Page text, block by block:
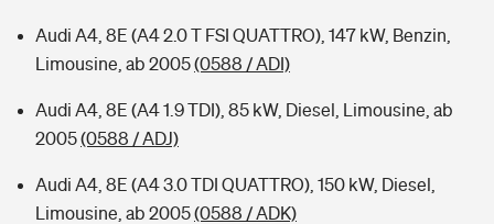
Audi A4, 8E (A4 2.0 T FSI QUATTRO), 147 kW, Benzin,
Limousine, ab 2005(0588 / ADI)
Audi A4, 8E (A4 1.9 TDI), 85 kW, Diesel, Limousine, ab
2005(0588 / ADJ)
Audi A4, 8E (A4 3.0 TDI QUATTRO), 150 kW, Diesel,
Limousine, ab 2005(0588 / ADK)